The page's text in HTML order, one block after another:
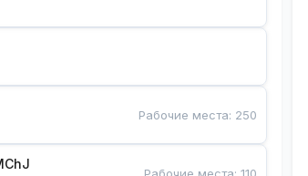
Рабочие места: 250
Рабочие места:110